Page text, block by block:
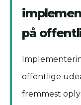
på
offentlige
fremmest